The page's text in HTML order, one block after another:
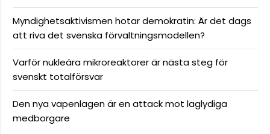
Myndighetsaktivismen hotar demokratin: Är det dags
att riva det svenska förvaltningsmodellen?
Varför nukleära mikroreaktorer är nästa steg för
svenskt totalförsvar
Den nya vapenlagen är en attack mot laglydiga
medborgare